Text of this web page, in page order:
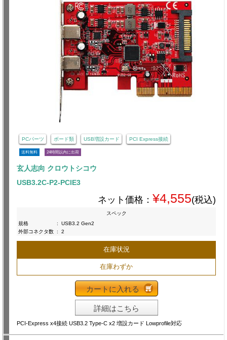
PCパーツ ボード類 USB増設カード PCI Express接続
送料無料 24時間以内に出荷
玄人志向 クロウトシコウ
USB3.2C-P2-PCIE3
ネット価格： ¥4,555(税込)
スペック
規格
:
USB3.2 Gen2
外部コネクタ数 : 2
在庫状況
在庫わずか
カートに入れる
詳細はこちら
PCI-Express x4接続 USB3.2 Type-C x2 増設カード Lowprofile対応